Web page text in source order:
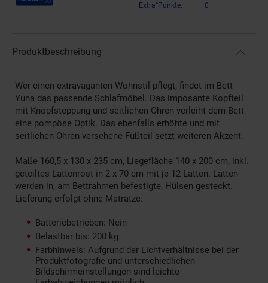
Extra°Punkte:
0
Produktbeschreibung
Wer einen extravaganten Wohnstil pflegt, findet im Bett
Yuna das passende Schlafmöbel. Das imposante Kopfteil
mit Knopfsteppung und seitlichen Ohren verleiht dem Bett
eine pompöse Optik. Das ebenfalls erhöhte und mit
seitlichen Ohren versehene Fußteil setzt weiteren Akzent.
Maße 160,5 x 130 x 235 cm, Liegefläche 140 x 200 cm, inkl.
geteiltes Lattenrost in 2 x 70 cm mit je 12 Latten. Latten
werden in, am Bettrahmen befestigte, Hülsen gesteckt.
Lieferung erfolgt ohne Matratze.
Batteriebetrieben: Nein
Belastbar bis: 200 kg
Farbhinweis: Aufgrund der Lichtverhältnisse bei der
Produktfotografie und unterschiedlichen
Bildschirmeinstellungen sind leichte